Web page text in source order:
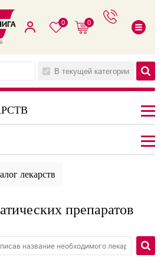
0 0
В текущей категории
лекарств
препаратов